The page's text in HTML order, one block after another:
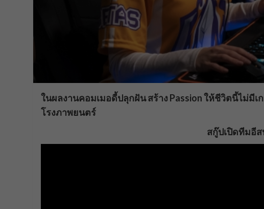
ในผลงานคอมเมอดี้ปลุกฝัน สร้าง Passion ให้ชีวิตนี้ไม่มีเ
โรงภาพยนตร์
สกู๊ปเปิดทีมอี